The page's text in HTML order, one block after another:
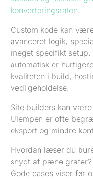
konverteringsraten.
Custom kode kan
avanceret logik,
meget specifikt
automatisk er
kvaliteten i build,
vedligeholdelse.
Site builders kan
Ulempen er ofte
eksport og mindre
Hvordan læser du
snydt af pæne grafer?
Gode cases viser før